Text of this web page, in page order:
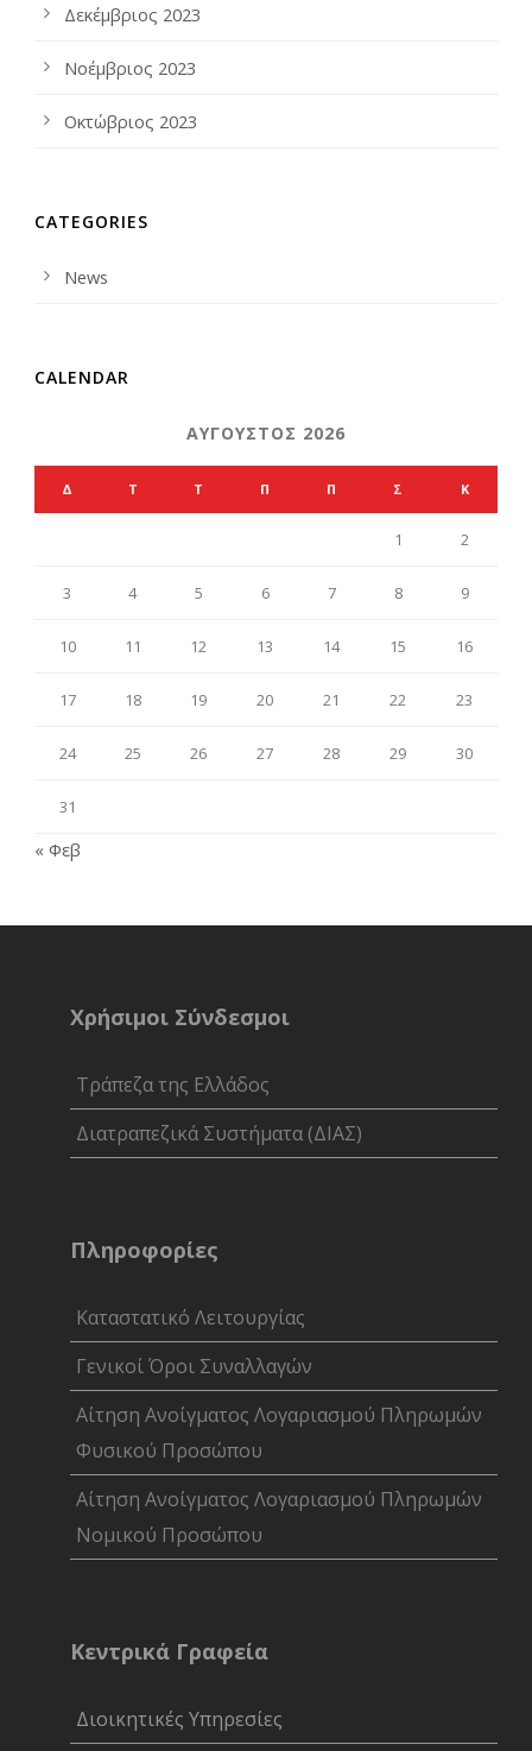
Δεκέμβριος 2023
Νοέμβριος 2023
Οκτώβριος 2023
CATEGORIES
News
CALENDAR
ΑΎΓΟΥΣΤΟΣ 2026
Δ Τ Τ Π Π Σ Κ
1 2
3 4 5 6 7 8 9
10 11 12 13 14 15 16
17 18 19 20 21 22 23
24 25 26 27 28 29 30
31
« Φεβ
Χρήσιμοι Σύνδεσμοι
Τράπεζα της Ελλάδος
Διατραπεζικά Συστήματα (ΔΙΑΣ)
Πληροφορίες
Καταστατικό Λειτουργίας
Γενικοί Όροι Συναλλαγών
Αίτηση Ανοίγματος Λογαριασμού Πληρωμών
Φυσικού Προσώπου
Αίτηση Ανοίγματος Λογαριασμού Πληρωμών
Νομικού Προσώπου
Κεντρικά Γραφεία
Διοικητικές Υπηρεσίες